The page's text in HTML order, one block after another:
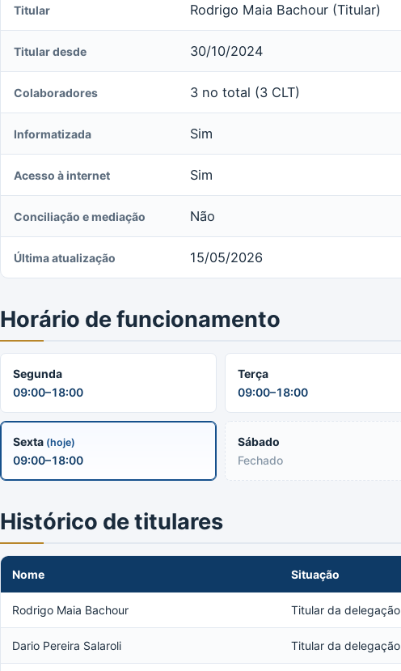
Titular Rodrigo Maia Bachour (Titular)
Titular desde 30/10/2024
Colaboradores 3 no total (3 CLT)
Informatizada Sim
Acesso à internet Sim
Conciliação e mediação Não
Última atualização 15/05/2026
Horário de funcionamento
Segunda
09:00–18:00
Terça
09:00–18:00
Sexta (hoje)
09:00–18:00
Sábado
Fechado
Histórico de titulares
Nome Situação
Rodrigo Maia Bachour Titular da delegação
Dario Pereira Salaroli Titular da delegação